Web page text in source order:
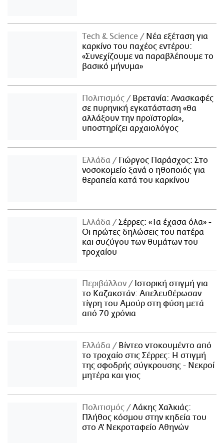
Τech & Science
Νέα εξέταση για
καρκίνο του παχέος εντέρου:
«Συνεχίζουμε να παραβλέπουμε το
βασικό μήνυμα»
Πολιτισμός
Βρετανία: Ανασκαφές
σε πυρηνική εγκατάσταση «θα
αλλάξουν την προϊστορία»,
υποστηρίζει αρχαιολόγος
Ελλάδα
Γιώργος Παράσχος: Στο
νοσοκομείο ξανά ο ηθοποιός για
θεραπεία κατά του καρκίνου
Ελλάδα
Σέρρες: «Τα έχασα όλα» -
Οι πρώτες δηλώσεις του πατέρα
και συζύγου των θυμάτων του
τροχαίου
Περιβάλλον
Ιστορική στιγμή για
το Καζακστάν: Απελευθέρωσαν
τίγρη του Αμούρ στη φύση μετά
από 70 χρόνια
Ελλάδα
Βίντεο ντοκουμέντο από
το τροχαίο στις Σέρρες: Η στιγμή
της σφοδρής σύγκρουσης - Νεκροί
μητέρα και γιος
Πολιτισμός
Λάκης Χαλκιάς:
Πλήθος κόσμου στην κηδεία του
στο Α' Νεκροταφείο Αθηνών